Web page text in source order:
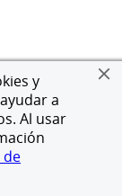
y
a
Al usar
de